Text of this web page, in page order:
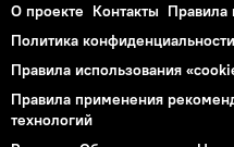
О проекте Контакты Правила
Политика конфиденциальности
Правила использования
Правила применения
технологий